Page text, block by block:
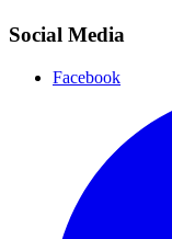
Social Media
Facebook